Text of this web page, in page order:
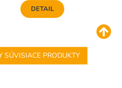
DETAIL
SÚVISIACE PRODUKTY